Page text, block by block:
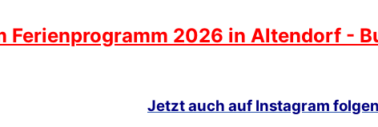
Ferienprogramm 2026 in Altendorf -
Jetzt auch auf Instagram